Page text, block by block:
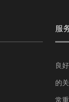
服
良
的
常